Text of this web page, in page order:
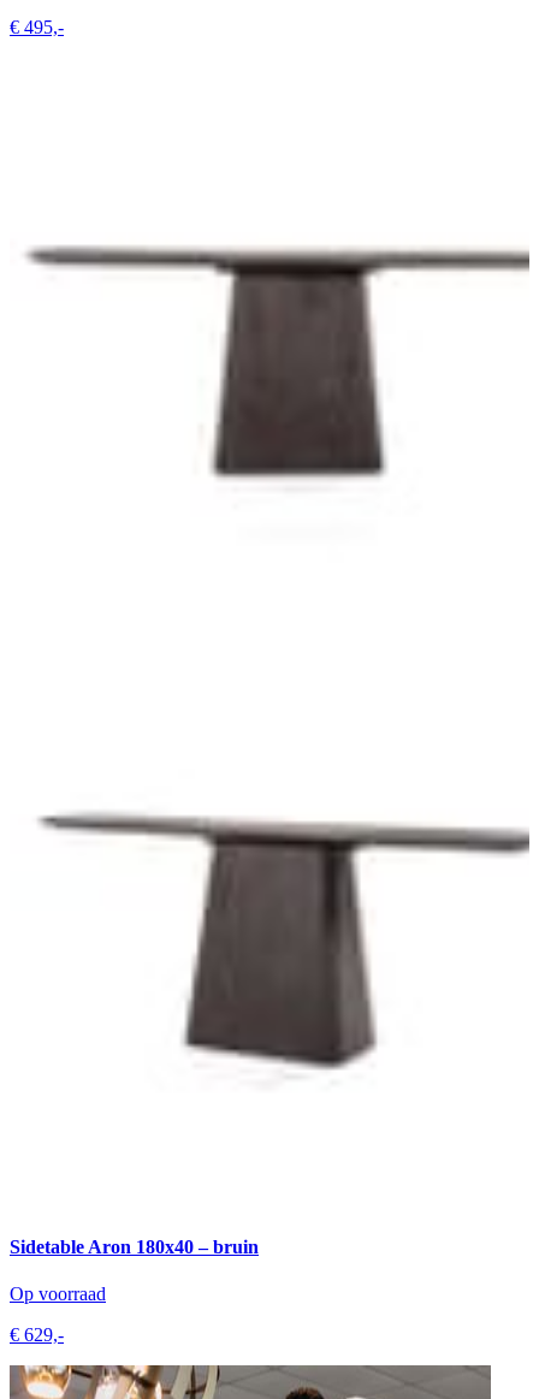
€ 495,-
Sidetable Aron 180x40 – bruin
Op voorraad
€ 629,-